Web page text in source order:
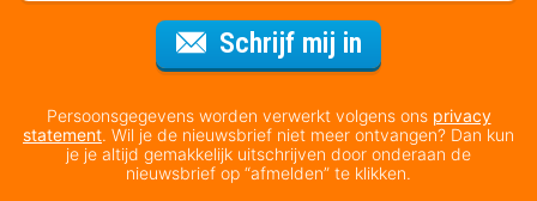
Schrijf mij in
Persoonsgegevens worden verwerkt volgens ons privacy
statement. Wil je de nieuwsbrief niet meer ontvangen? Dan kun
je je altijd gemakkelijk uitschrijven door onderaan de
nieuwsbrief op “afmelden” te klikken.